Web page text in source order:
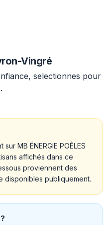
Vingré
selectionnes pour
MB ÉNERGIE POÊLES
affichés dans ce
proviennent des
disponibles publiquement.